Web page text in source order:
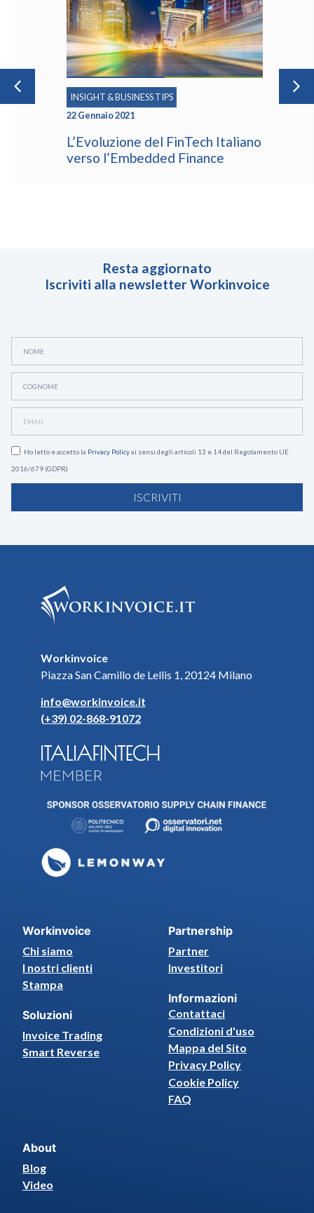
INSIGHT & BUSINESS TIPS
22 Gennaio 2021
L’Evoluzione del FinTech Italiano
verso l’Embedded Finance
Resta aggiornato
Iscriviti alla newsletter Workinvoice
Ho letto e accetto la Privacy Policyai sensi degli articoli 13 e 14 del Regolamento UE
2016/679 (GDPR)
ISCRIVITI
Workinvoice
Piazza San Camillo de Lellis 1, 20124 Milano
info@workinvoice.it
(+39) 02-868-91072
Workinvoice
Chi siamo
I nostri clienti
Stampa
Soluzioni
Invoice Trading
Smart Reverse
Partnership
Partner
Investitori
Informazioni
Contattaci
Condizioni d'uso
Mappa del Sito
Privacy Policy
Cookie Policy
FAQ
About
Blog
Video